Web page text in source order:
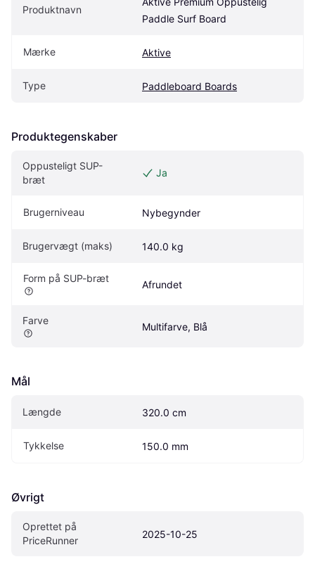
Produktnavn
Paddle Surf Board
Mærke Aktive
Type Paddleboard Boards
Produktegenskaber
Oppusteligt SUP-
bræt
Ja
Brugerniveau Nybegynder
Brugervægt (maks) 140.0 kg
Form på SUP-bræt
Afrundet
Farve
Multifarve, Blå
Mål
Længde 320.0 cm
Tykkelse 150.0 mm
Øvrigt
Oprettet på
PriceRunner
2025-10-25